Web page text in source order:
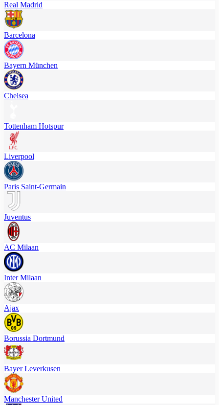
Real Madrid
Barcelona
Bayern München
Chelsea
Tottenham Hotspur
Liverpool
Paris Saint-Germain
Juventus
AC Milaan
Inter Milaan
Ajax
Borussia Dortmund
Bayer Leverkusen
Manchester United